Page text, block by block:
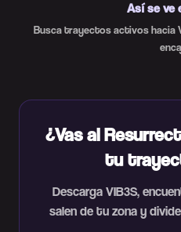
Así se ve
Busca trayectos activos hacia
¿Vas al
tu
Descarga VIB3S,
salen de tu zona y